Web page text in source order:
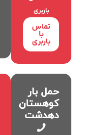
باربری
تماس
با
باربری
حمل بار
کوهستان
دهدشت